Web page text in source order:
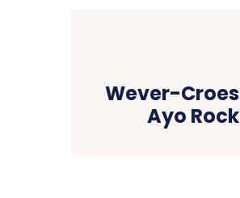
Wever-
Ayo